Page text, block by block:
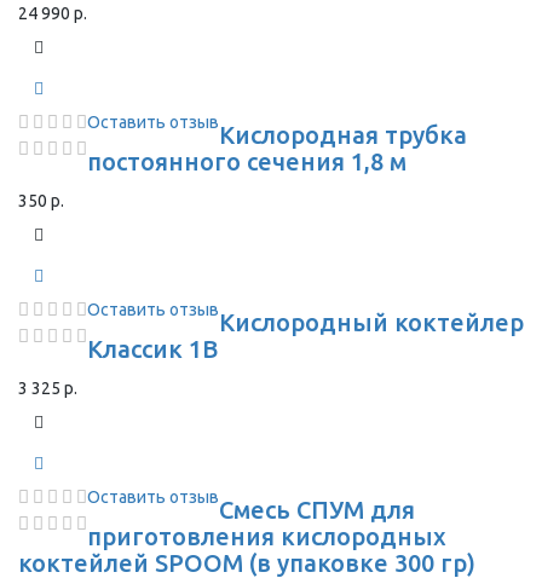
24 990 р.
Оставить отзывКислородная трубка
постоянного сечения 1,8 м
350 р.
Оставить отзывКислородный коктейлер
Классик 1В
3 325 р.
Оставить отзывСмесь СПУМ для
приготовления кислородных
коктейлей SPOOM (в упаковке 300 гр)